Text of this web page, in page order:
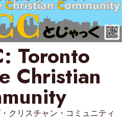
Toronto
Christian
クリスチャン・コミュニティ